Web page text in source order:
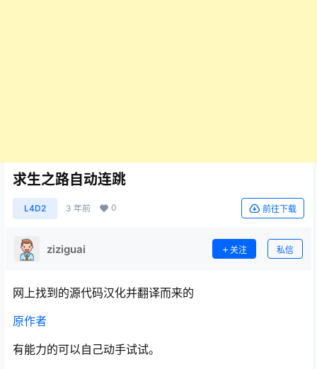
求生之路自动连跳
L4D2 3 年前 0 前往下载
ziziguai 关注 私信
网上找到的源代码汉化并翻译而来的
原作者
有能力的可以自己动手试试。